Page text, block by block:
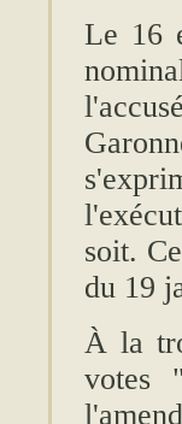
Le 16
soit.
du 19
À la
votes